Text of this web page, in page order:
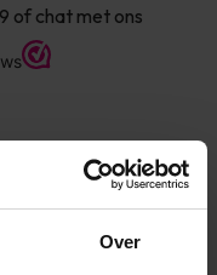
Over
of chat met ons
van 0.8mm voor het